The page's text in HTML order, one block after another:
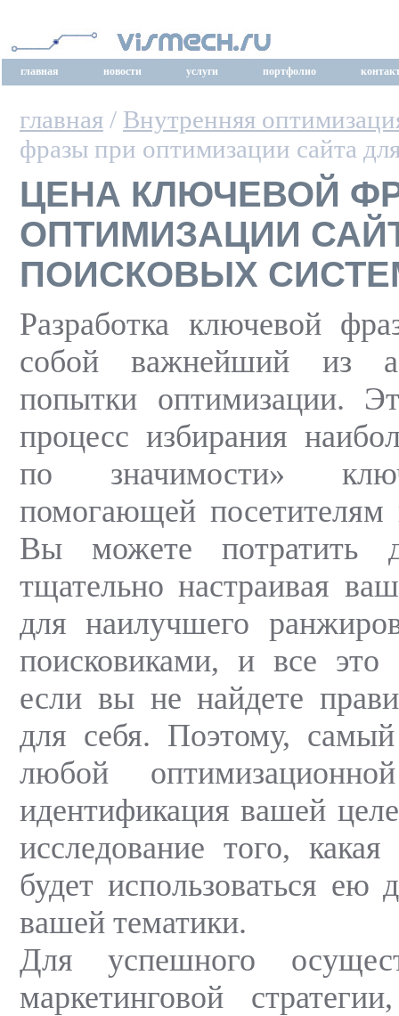
главная новости услуги портфолио
главная / Внутренняя
фразы при оптимизации сайта
ЦЕНА КЛЮЧЕВОЙ
ОПТИМИЗАЦИИ
ПОИСКОВЫХ
Разработка ключевой
собой важнейший из
попытки оптимизации.
процесс избирания
по значимости»
помогающей посетителям
Вы можете потратить
тщательно настраивая
для наилучшего
поисковиками, и все
если вы не найдете
для себя. Поэтому,
любой
идентификация вашей
исследование того,
будет использоваться ею
вашей тематики.
Для успешного
маркетинговой